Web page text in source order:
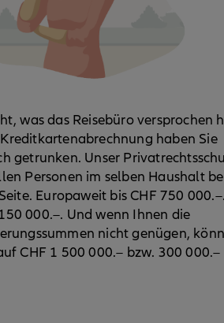
was das Reisebüro versprochen
haben Sie
getrunken. Unser
Personen im selben Haushalt
Europaweit bis CHF 750
000.–. Und wenn Ihnen die
nicht genügen,
CHF 1 500 000.– bzw. 300 000.–